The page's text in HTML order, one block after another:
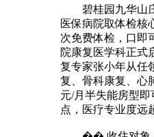
碧桂园九华山庄
医保病院取体检核
次免费体检，口即
院康复医学科正式
复专家张小年从任
复、骨科康复、心
元/月半失能房型
点，医疗专业度远